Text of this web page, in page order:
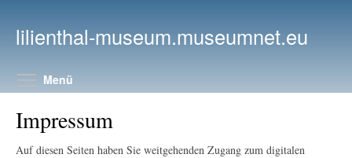
lilienthal-museum.museumnet.eu
Menü
Impressum
Auf diesen Seiten haben Sie weitgehenden Zugang zum digitalen